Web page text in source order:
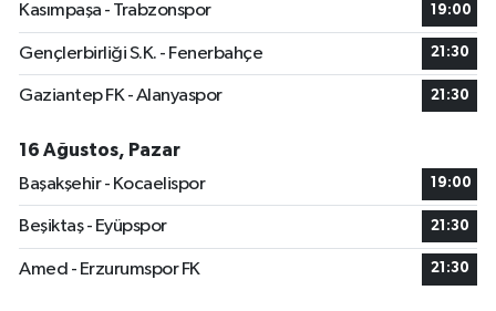
Kasımpaşa - Trabzonspor 19:00
Gençlerbirliği S.K. - Fenerbahçe 21:30
Gaziantep FK - Alanyaspor 21:30
16 Ağustos, Pazar
Başakşehir - Kocaelispor
19:00
Beşiktaş - Eyüpspor 21:30
Amed - Erzurumspor FK 21:30